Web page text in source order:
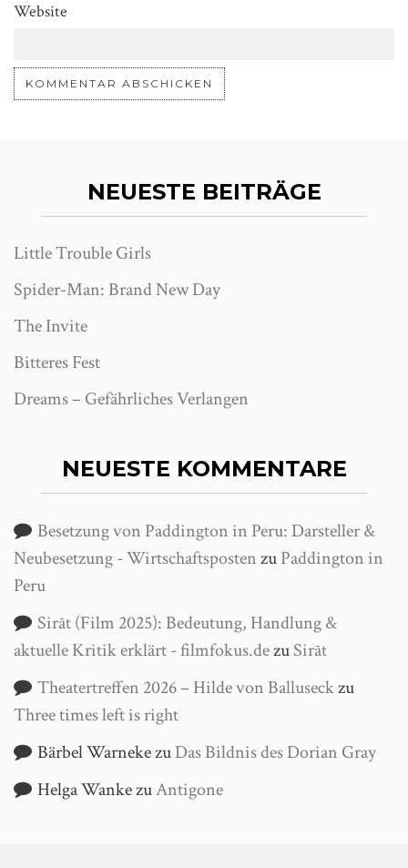
Website
NEUESTE BEITRÄGE
Little Trouble Girls
Spider-Man: Brand New Day
The Invite
Bitteres Fest
Dreams – Gefährliches Verlangen
NEUESTE KOMMENTARE
Besetzung von Paddington in Peru: Darsteller &
Neubesetzung - WirtschaftspostenzuPaddington in
Peru
Sirāt (Film 2025): Bedeutung, Handlung &
aktuelle Kritik erklärt - filmfokus.dezuSirāt
Theatertreffen 2026 – Hilde von Balluseckzu
Three times left is right
Bärbel WarnekezuDas Bildnis des Dorian Gray
Helga WankezuAntigone